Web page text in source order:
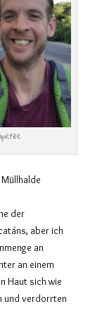
der
aber ich
an
an einem
Haut sich wie
und verdorrten